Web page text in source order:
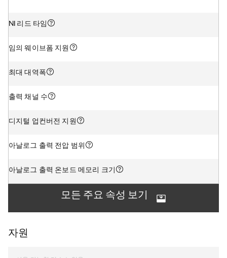
NI 리드 타임
임의 웨이브폼 지원
최대 대역폭
출력 채널 수
디지털 업컨버전 지원
아날로그 출력 전압 범위
아날로그 출력 온보드 메모리 크기
모든 주요 속성 보기
자원